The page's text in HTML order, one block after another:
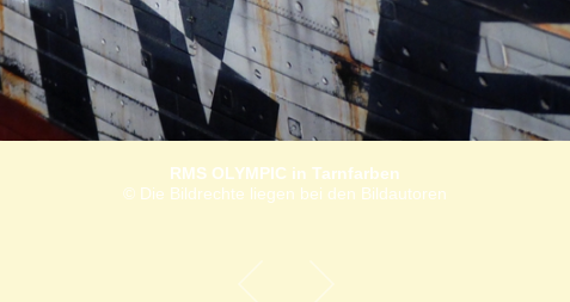
RMS OLYMPIC in Tarnfarben
© Die Bildrechte liegen bei den Bildautoren